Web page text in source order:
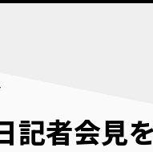
記者会